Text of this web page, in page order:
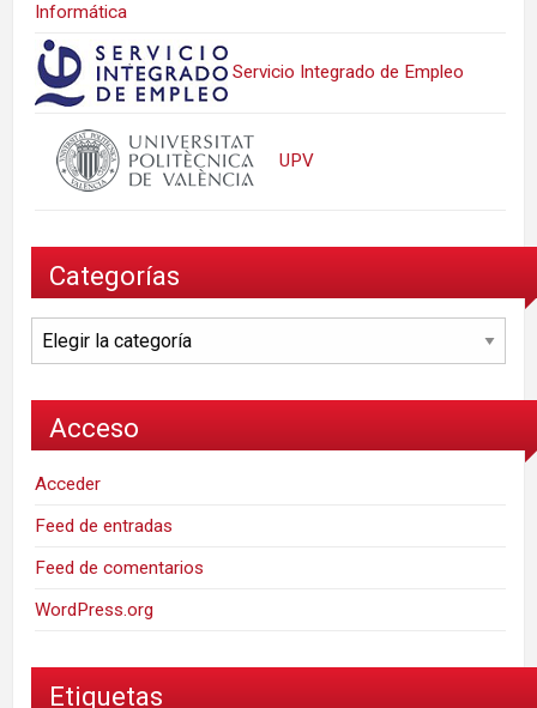
Informática
Servicio Integrado de Empleo
UPV
Categorías
Categorías
Acceso
Acceder
Feed de entradas
Feed de comentarios
WordPress.org
Etiquetas